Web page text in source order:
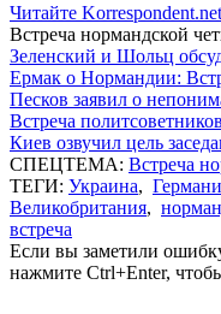
Читайте
Встреча нормандской
Зеленский и Шольц
Ермак о Нормандии:
Песков заявил о
Встреча
Киев озвучил цель
СПЕЦТЕМА: Встреча
ТЕГИ: Украина,
Великобритания,
встреча
Если вы заметили
нажмите Ctrl+Enter,